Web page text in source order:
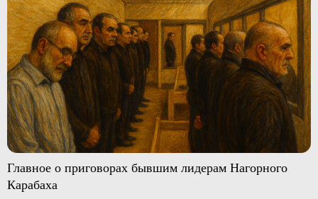
Главное о приговорах бывшим лидерам Нагорного
Карабаха